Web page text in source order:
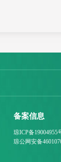
备案信息
琼ICP备19004955
琼公网安备